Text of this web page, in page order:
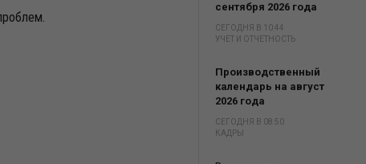
сентября 2026 года
СЕГОДНЯ В 10:44
УЧЕТ И ОТЧЕТНОСТЬ
Производственный
календарь на август
2026 года
СЕГОДНЯ В 08:50
КАДРЫ